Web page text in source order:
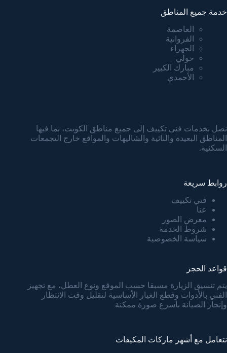
خدمة جميع المناطق
العاصمة
الفروانية
الجهراء
حولي
مبارك الكبير
الأحمدي
نصل بخدمات فني تكييف إلى جميع مناطق الكويت، بما فيها
المناطق البعيدة والنائية والشاليهات والمواقع خارج التجمعات
السكنية.
روابط سريعة
فني تكييف
عنا
معرض الصور
شروط الخدمة
سياسة الخصوصية
قواعد الحجز
يتم تنسيق الزيارة مسبقا حسب الموقع ونوع العطل، مع تجهيز
الفني بالأدوات وقطع الغيار الأساسية لتقليل وقت الانتظار
وإنجاز الصيانة بأسرع صورة ممكنة
نتعامل مع أشهر ماركات المكيفات